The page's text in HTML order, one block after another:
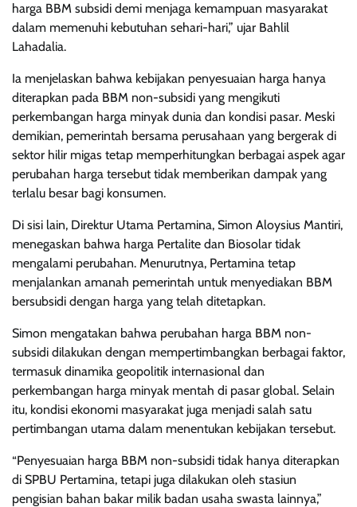
harga BBM subsidi demi menjaga kemampuan masyarakat
dalam memenuhi kebutuhan sehari-hari,” ujar Bahlil
Lahadalia.
Ia menjelaskan bahwa kebijakan penyesuaian harga hanya
diterapkan pada BBM non-subsidi yang mengikuti
perkembangan harga minyak dunia dan kondisi pasar. Meski
demikian, pemerintah bersama perusahaan yang bergerak di
sektor hilir migas tetap memperhitungkan berbagai aspek agar
perubahan harga tersebut tidak memberikan dampak yang
terlalu besar bagi konsumen.
Di sisi lain, Direktur Utama Pertamina, Simon Aloysius Mantiri,
menegaskan bahwa harga Pertalite dan Biosolar tidak
mengalami perubahan. Menurutnya, Pertamina tetap
menjalankan amanah pemerintah untuk menyediakan BBM
bersubsidi dengan harga yang telah ditetapkan.
Simon mengatakan bahwa perubahan harga BBM non-
subsidi dilakukan dengan mempertimbangkan berbagai faktor,
termasuk dinamika geopolitik internasional dan
perkembangan harga minyak mentah di pasar global. Selain
itu, kondisi ekonomi masyarakat juga menjadi salah satu
pertimbangan utama dalam menentukan kebijakan tersebut.
“Penyesuaian harga BBM non-subsidi tidak hanya diterapkan
di SPBU Pertamina, tetapi juga dilakukan oleh stasiun
pengisian bahan bakar milik badan usaha swasta lainnya,”